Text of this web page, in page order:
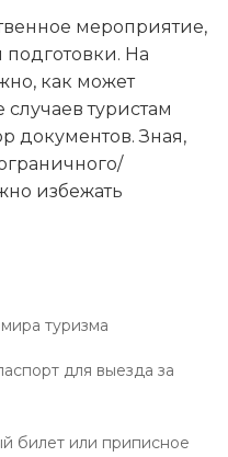
мероприятие,
На
как может
туристам
документов. Зная,
избежать
туризма
для выезда за
билет или приписное